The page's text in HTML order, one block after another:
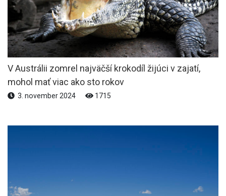
V Austrálii zomrel najväčší krokodíl žijúci v zajatí,
mohol mať viac ako sto rokov
3. november 2024 1715